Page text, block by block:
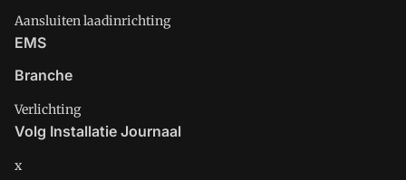
Aansluiten laadinrichting
EMS
Branche
Verlichting
Volg Installatie Journaal
x